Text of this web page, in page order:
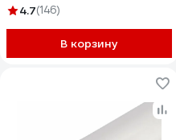
4.7(146)
В корзину